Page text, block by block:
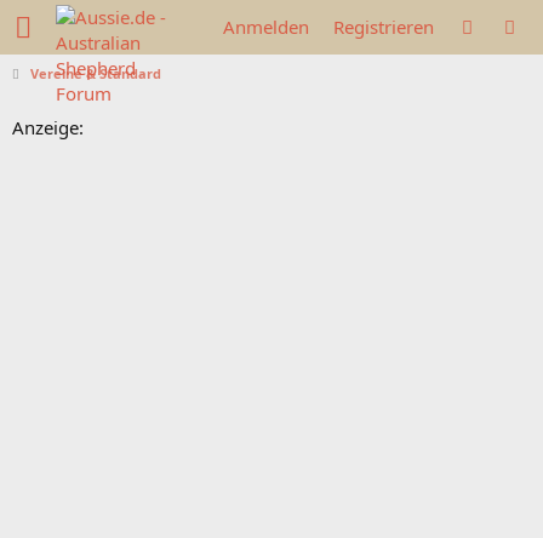
Anmelden Registrieren
Vereine & Standard
Anzeige: